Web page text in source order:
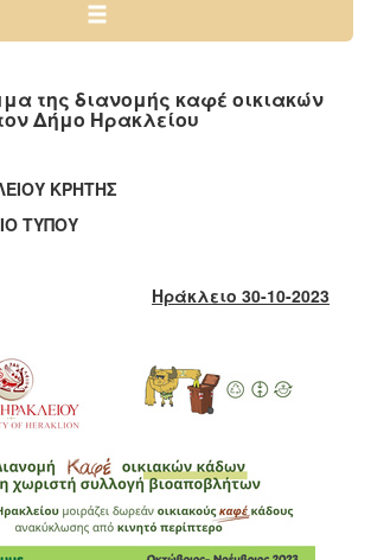
της διανομής καφέ οικιακών
Δήμο Ηρακλείου
ΚΡΗΤΗΣ
Ηράκλειο 30-10-2023